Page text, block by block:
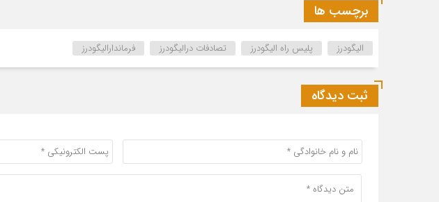
برچسب ها
الیگودرز پلیس راه الیگودرز تصادفات درالیگودرز فرماندارالیگودرز
ثبت دیدگاه